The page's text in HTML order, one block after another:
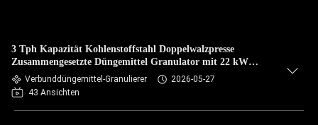
3 Tph Kapazität Kohlenstoffstahl Doppelwalzpresse
Zusammengesetzte Düngemittel Granulator mit 22 kW
Leistung
Verbunddüngemittel-Granulierer
2026-05-27
43 Ansichten